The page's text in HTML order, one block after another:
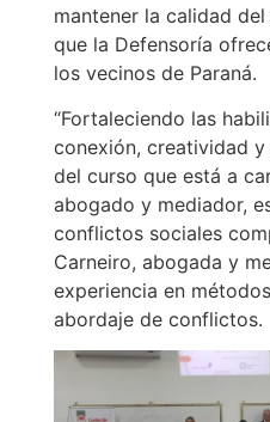
mantener la calidad
que la Defensoría
los vecinos de Paraná.
“Fortaleciendo las
conexión, creatividad y
del curso que está a
abogado y mediador,
conflictos sociales
Carneiro, abogada y
experiencia en
abordaje de conflictos.